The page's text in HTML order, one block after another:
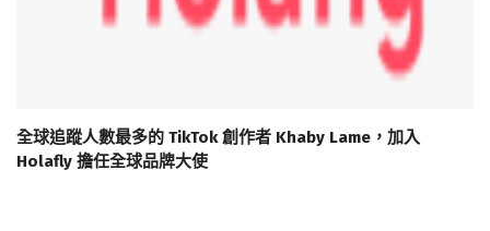
全球追蹤人數最多的 TikTok 創作者 Khaby Lame，加入
Holafly 擔任全球品牌大使